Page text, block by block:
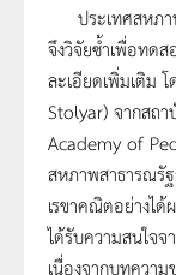
ประเทศสหภา
จึงวิจัยซ้ำเพื่อทด
ละเอียดเพิ่มเติม
Stolyar) จากสถา
Academy of
สหภาพสาธารณรั
เรขาคณิตอย่างไ
ได้รับความสนใจ
เนื่องจากบทควา